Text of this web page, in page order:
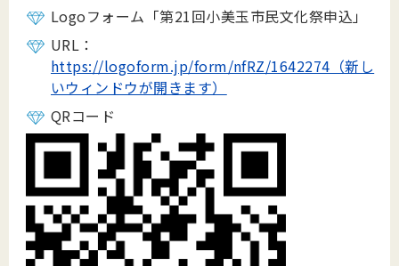
Logoフォーム「第21回小美玉市民文化祭申込」
URL：
https://logoform.jp/form/nfRZ/1642274（新し
いウィンドウが開きます）
QRコード